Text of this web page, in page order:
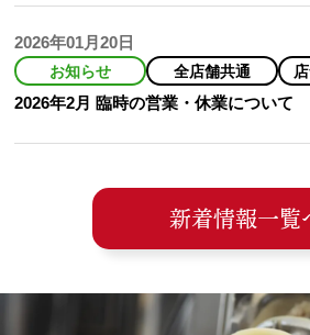
2026年01月20日
お知らせ 全店舗共通
2026年2月 臨時の営業・休業について
新着情報一覧